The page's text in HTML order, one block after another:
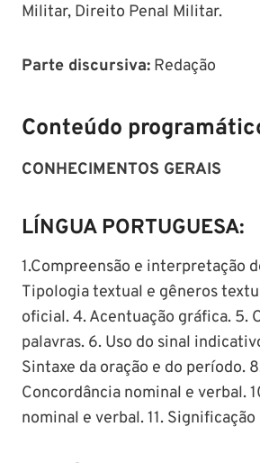
Militar, Direito Penal Militar.
Parte discursiva: Redação
Conteúdo
CONHECIMENTOS GERAIS
LÍNGUA PORTUGUESA:
1.Compreensão e interpretação
Tipologia textual e gêneros
oficial. 4. Acentuação gráfica. 5.
palavras. 6. Uso do sinal
Sintaxe da oração e do período.
Concordância nominal e verbal.
nominal e verbal. 11. Significação